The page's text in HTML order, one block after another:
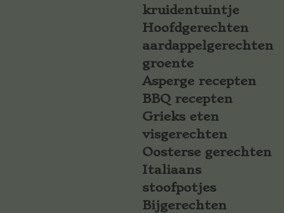
kruidentuintje
Hoofdgerechten
aardappelgerechten
groente
Asperge recepten
BBQ recepten
Grieks eten
visgerechten
Oosterse gerechten
Italiaans
stoofpotjes
Bijgerechten